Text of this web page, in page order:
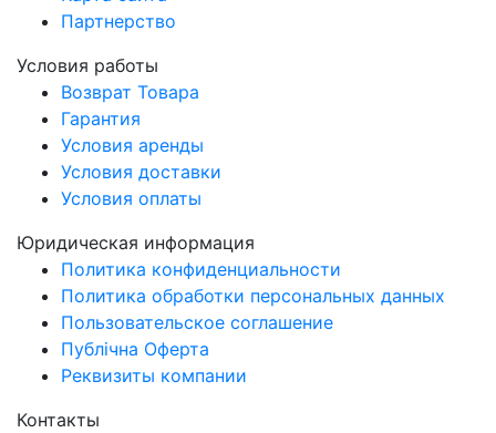
Партнерство
Условия работы
Возврат Товара
Гарантия
Условия аренды
Условия доставки
Условия оплаты
Юридическая информация
Политика конфиденциальности
Политика обработки персональных данных
Пользовательское соглашение
Публічна Оферта
Реквизиты компании
Контакты